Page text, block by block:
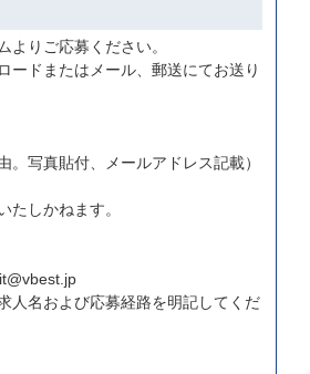
よりご応募ください。
ードまたはメール、郵送にてお送り
。写真貼付、メールアドレス記載）
たしかねます。
人名および応募経路を明記してくだ